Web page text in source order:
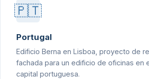
🇵🇹
Portugal
Edificio Berna en Lisboa, proyecto de
fachada para un edificio de oficinas en
capital portuguesa.